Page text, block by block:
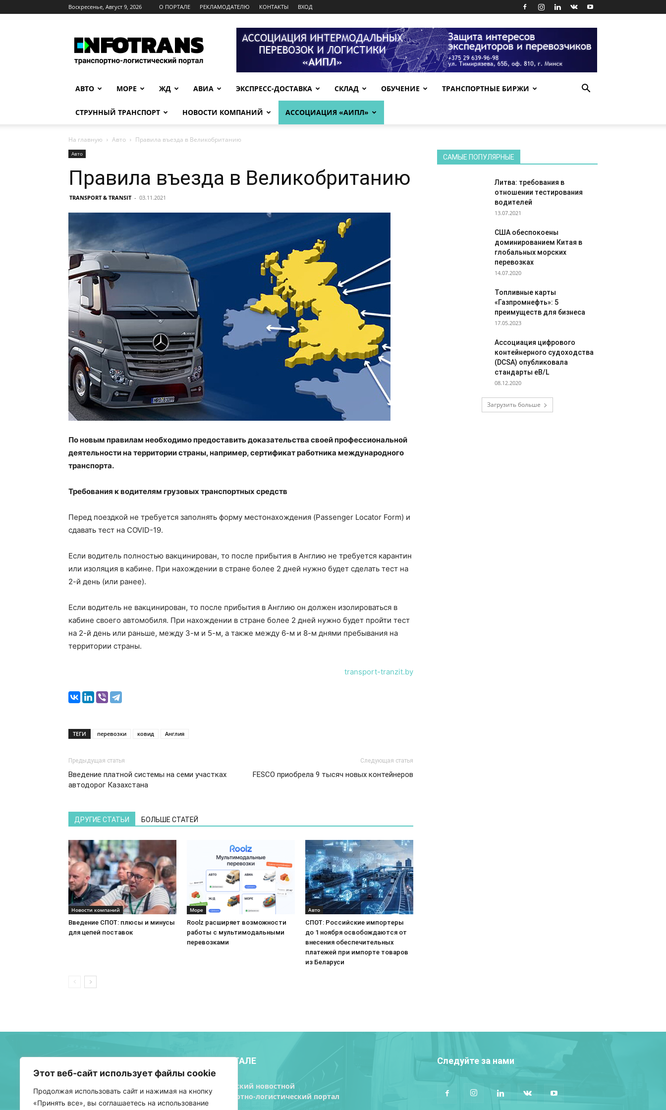
Этот веб-сайт использует файлы cookie
Продолжая использовать сайт и нажимая на кнопку
«Принять все», вы соглашаетесь на использование
Воскресенье, Август 9, 2026 О ПОРТАЛЕ РЕКЛАМОДАТЕЛЮ КОНТАКТЫ ВХОД
АВТО МОРЕ ЖД АВИА ЭКСПРЕСС-ДОСТАВКА СКЛАД ОБУЧЕНИЕ ТРАНСПОРТНЫЕ БИРЖИ
СТРУННЫЙ ТРАНСПОРТ НОВОСТИ КОМПАНИЙ АССОЦИАЦИЯ «АИПЛ»
На главную Авто Правила въезда в Великобританию
Авто
Правила въезда в Великобританию
TRANSPORT & TRANSIT - 03.11.2021
По новым правилам необходимо предоставить доказательства своей профессиональной
деятельности на территории страны, например, сертификат работника международного
транспорта.
Требования к водителям грузовых транспортных средств
Перед поездкой не требуется заполнять форму местонахождения (Passenger Locator Form) и
сдавать тест на COVID-19.
Если водитель полностью вакцинирован, то после прибытия в Англию не требуется карантин
или изоляция в кабине. При нахождении в стране более 2 дней нужно будет сделать тест на
2-й день (или ранее).
Если водитель не вакцинирован, то после прибытия в Англию он должен изолироваться в
кабине своего автомобиля. При нахождении в стране более 2 дней нужно будет пройти тест
на 2-й день или раньше, между 3-м и 5-м, а также между 6-м и 8-м днями пребывания на
территории страны.
transport-tranzit.by
ТЕГИ перевозки ковид Англия
Предыдущая статья
Введение платной системы на семи участках
автодорог Казахстана
Следующая статья
FESCO приобрела 9 тысяч новых контейнеров
ДРУГИЕ СТАТЬИ БОЛЬШЕ СТАТЕЙ
Новости компаний
Введение СПОТ: плюсы и минусы
для цепей поставок
Море
Roolz расширяет возможности
работы с мультимодальными
перевозками
Авто
СПОТ: Российские импортеры
до 1 ноября освобождаются от
внесения обеспечительных
платежей при импорте товаров
из Беларуси
САМЫЕ ПОПУЛЯРНЫЕ
Литва: требования в
отношении тестирования
водителей
13.07.2021
США обеспокоены
доминированием Китая в
глобальных морских
перевозках
14.07.2020
Топливные карты
«Газпромнефть»: 5
преимуществ для бизнеса
17.05.2023
Ассоциация цифрового
контейнерного судоходства
(DCSA) опубликовала
стандарты eB/L
08.12.2020
Загрузить больше
О ПОРТАЛЕ
Белорусский новостной
транспортно-логистический портал
Следуйте за нами